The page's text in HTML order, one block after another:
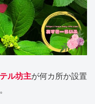
ル坊主が何カ所か設置